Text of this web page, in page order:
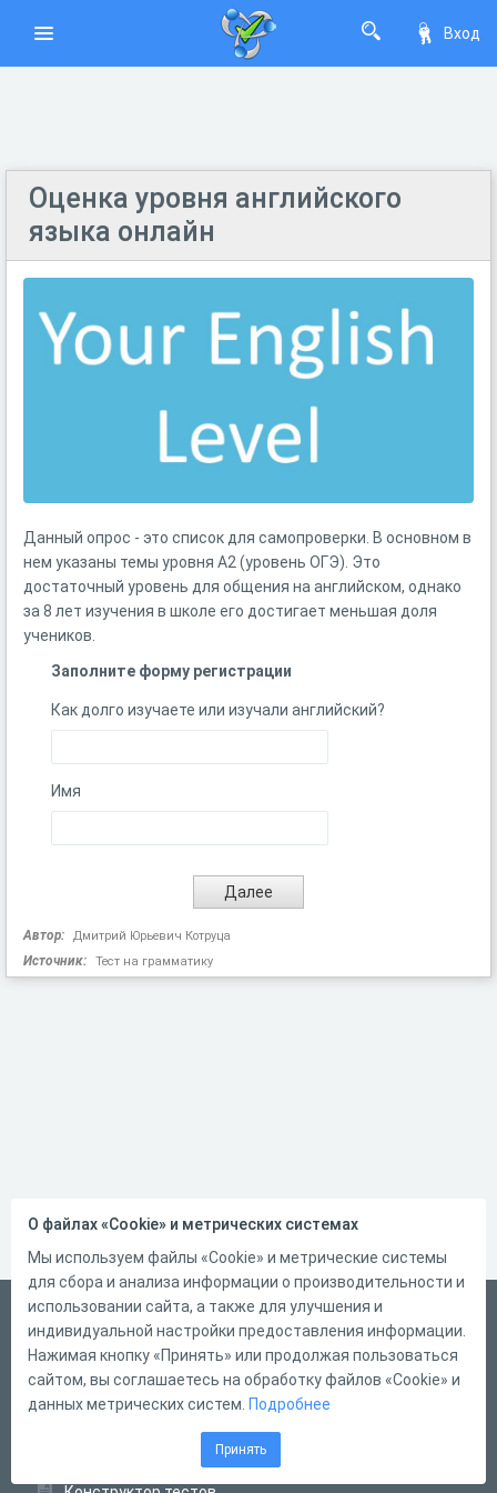
Вход
Оценка уровня английского
языка онлайн
Данный опрос - это список для самопроверки. В основном в
нем указаны темы уровня А2 (уровень ОГЭ). Это
достаточный уровень для общения на английском, однако
за 8 лет изучения в школе его достигает меньшая доля
учеников.
Заполните форму регистрации
Как долго изучаете или изучали английский?
Имя
Автор: Дмитрий Юрьевич Котруца
Источник: Тест на грамматику
Русский
Справка
Форма обратной связи
О файлах «Cookie» и метрических системах
Мы используем файлы «Cookie» и метрические системы
для сбора и анализа информации о производительности и
использовании сайта, а также для улучшения и
индивидуальной настройки предоставления информации.
Нажимая кнопку «Принять» или продолжая пользоваться
сайтом, вы соглашаетесь на обработку файлов «Cookie» и
данных метрических систем. Подробнее
Принять